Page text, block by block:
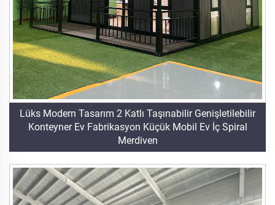
Lüks Modern Tasarım 2 Katlı Taşınabilir Genişletilebilir
Konteyner Ev Fabrikasyon Küçük Mobil Ev İç Spiral
Merdiven